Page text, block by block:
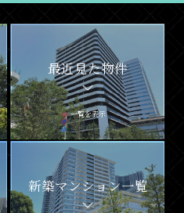
最近見た物件
一覧を表示
新築マンション一覧